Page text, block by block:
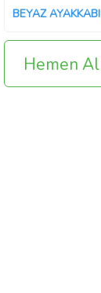
BEYAZ AYAKKABI
Hemen Al